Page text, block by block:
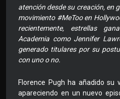
atención desde su creación, en
movimiento #MeToo en
recientemente, estrellas
Academia como Jennifer
generado titulares por su
con uno o no.
Florence Pugh ha añadido su
apareciendo en un nuevo